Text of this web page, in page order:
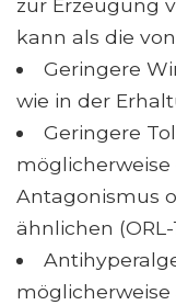
zur Erzeugung
kann als die
Geringere
wie in der
Geringere
Antagonismus
ähnlichen